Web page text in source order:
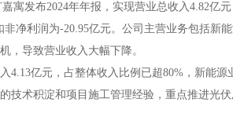
寓发布2024年年报，实现营业总收入4.82亿
非净利润为-20.95亿元。公司主营业务包括新
，导致营业收入大幅下降。
4.13亿元，占整体收入比例已超80%，新能
技术积淀和项目施工管理经验，重点推进光